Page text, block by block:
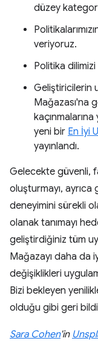
düzey
veriyoruz.
Politika
Geliştiricilerin
Mağazası'na
yeni bir En İyi
yayınlandı.
Gelecekte güvenli,
oluşturmayı,
deneyimini sürekli
olanak tanımayı
geliştirdiğiniz tüm
Mağazayı daha da
değişiklikleri
Bizi bekleyen
olduğu gibi geri
Sara Cohen'in